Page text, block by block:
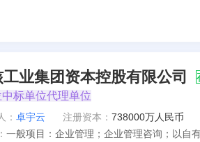
业集团资本控股有限公司
中标单位代理单位
： 卓宇云 注册资本： 738000万人民币
一般项目：企业管理；企业管理咨询；以自